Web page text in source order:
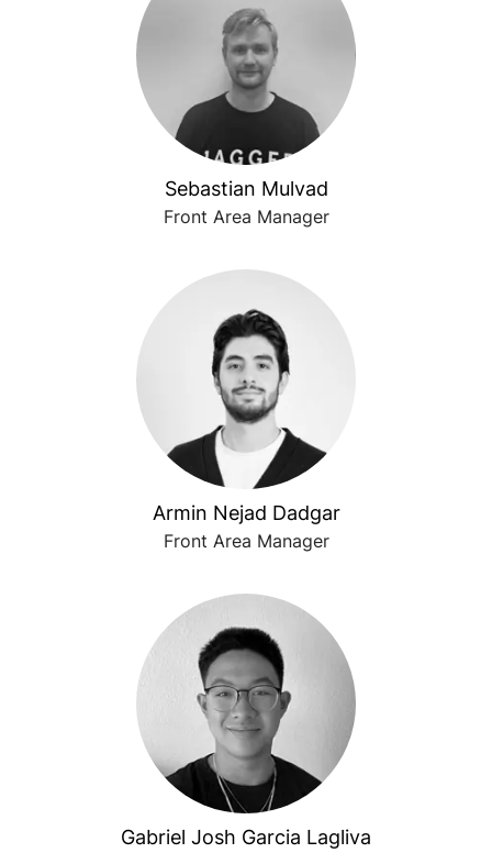
Sebastian Mulvad
Front Area Manager
Armin Nejad Dadgar
Front Area Manager
Gabriel Josh Garcia Lagliva